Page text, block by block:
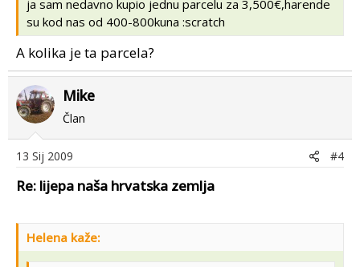
ja sam nedavno kupio jednu parcelu za 3,500€,harende
su kod nas od 400-800kuna :scratch
A kolika je ta parcela?
Mike
Član
13 Sij 2009 #4
Re: lijepa naša hrvatska zemlja
Helena kaže: